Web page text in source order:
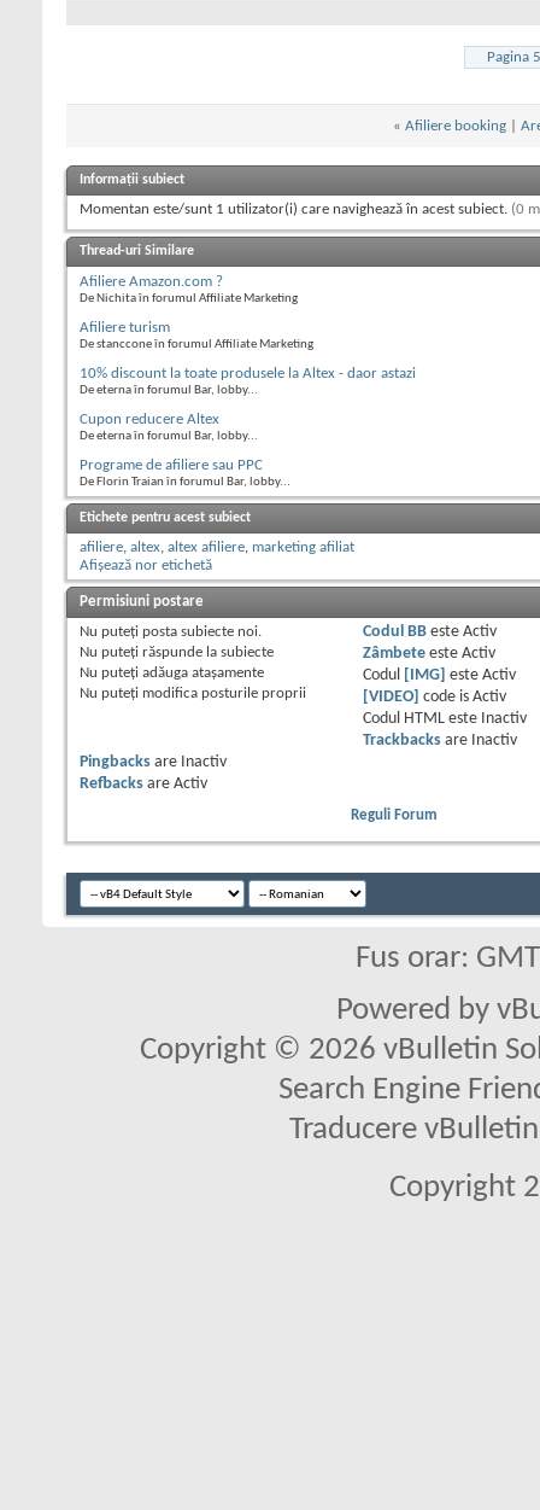
Pagina
« Afiliere booking|
Informații subiect
Momentan este/sunt 1 utilizator(i) care navighează în acest subiect. (0
Thread-uri Similare
Afiliere Amazon.com ?
De Nichita în forumul Affiliate Marketing
Afiliere turism
De stanccone în forumul Affiliate Marketing
10% discount la toate produsele la Altex - daor astazi
De eterna în forumul Bar, lobby...
Cupon reducere Altex
De eterna în forumul Bar, lobby...
Programe de afiliere sau PPC
De Florin Traian în forumul Bar, lobby...
Etichete pentru acest subiect
afiliere, altex, altex afiliere, marketing afiliat
Afișează nor etichetă
Permisiuni postare
Nu puteţi posta subiecte noi.
Nu puteţi răspunde la subiecte
Nu puteţi adăuga ataşamente
Nu puteţi modifica posturile proprii
Codul BBeste Activ
Zâmbeteeste Activ
Codul
[IMG] este Activ
[VIDEO] code is Activ
Codul HTML este
Inactiv
Trackbacksare
Inactiv
Pingbacks are
Inactiv
Refbacks are Activ
Reguli Forum
Fus orar:
Powered by
Copyright © 2026 vBulletin
Search Engine
Traducere
Copyright